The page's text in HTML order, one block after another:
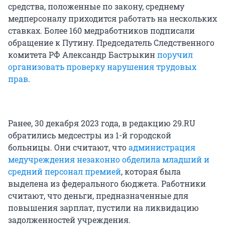
средства, положенные по закону, среднему
медперсоналу приходится работать на нескольких
ставках. Более 160 медработников подписали
обращение к Путину. Председатель Следственного
комитета РФ Александр Бастрыкинпоручил
организовать проверку нарушения трудовых
прав.
Ранее, 30 декабря 2023 года, в редакцию 29.RU
обратились медсестры из 1-й городской
больницы. Они считают, чтоадминистрация
медучреждения незаконно обделила младший и
средний персонал премией, которая была
выделена из федерального бюджета. Работники
считают, что деньги, предназначенные для
повышения зарплат, пустили на ликвидацию
задолженностей учреждения.